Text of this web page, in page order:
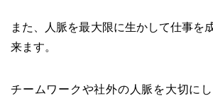
また、人脈を最大限に生かして仕事を
来ます。
チームワークや社外の人脈を大切に